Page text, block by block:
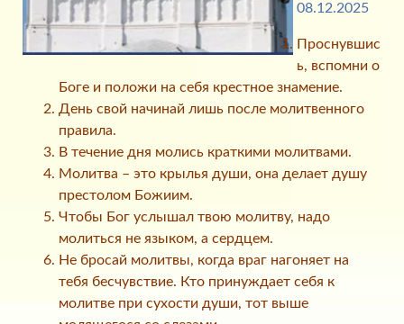
08.12.2025
Проснувшис
ь, вспомни о
Боге и положи на себя крестное знамение.
День свой начинай лишь после молитвенного
правила.
В течение дня молись краткими молитвами.
Молитва – это крылья души, она делает душу
престолом Божиим.
Чтобы Бог услышал твою молитву, надо
молиться не языком, а сердцем.
Не бросай молитвы, когда враг нагоняет на
тебя бесчувствие. Кто принуждает себя к
молитве при сухости души, тот выше